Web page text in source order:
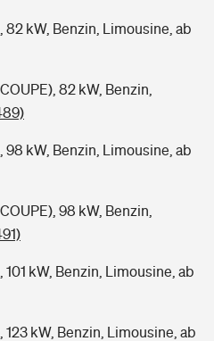
82 kW, Benzin, Limousine, ab
82 kW, Benzin,
98 kW, Benzin, Limousine, ab
98 kW, Benzin,
kW, Benzin, Limousine, ab
kW, Benzin, Limousine, ab